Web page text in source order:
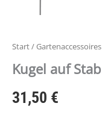
Start/Gartenaccessoires
Kugel auf Stab
31,50 €